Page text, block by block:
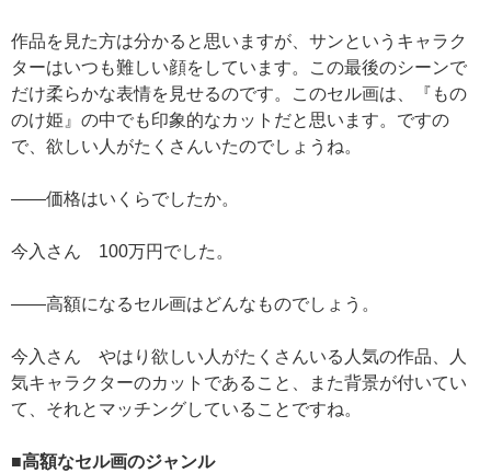
作品を見た方は分かると思いますが、サンというキャラク
ターはいつも難しい顔をしています。この最後のシーンで
だけ柔らかな表情を見せるのです。このセル画は、『もの
のけ姫』の中でも印象的なカットだと思います。ですの
で、欲しい人がたくさんいたのでしょうね。
——価格はいくらでしたか。
今入さん 100万円でした。
——高額になるセル画はどんなものでしょう。
今入さん やはり欲しい人がたくさんいる人気の作品、人
気キャラクターのカットであること、また背景が付いてい
て、それとマッチングしていることですね。
■高額なセル画のジャンル